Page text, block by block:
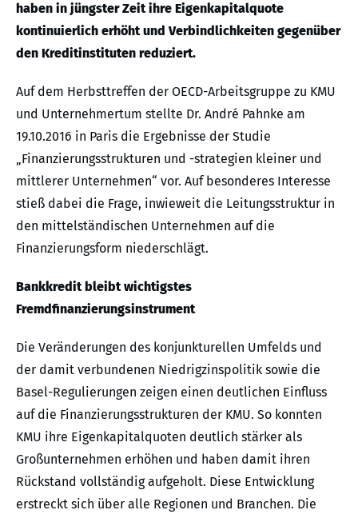
haben in jüngster Zeit ihre Eigenkapitalquote
kontinuierlich erhöht und Verbindlichkeiten gegenüber
den Kreditinstituten reduziert.
Auf dem Herbsttreffen der OECD-Arbeitsgruppe zu KMU
und Unternehmertum stellte Dr. André Pahnke am
19.10.2016 in Paris die Ergebnisse der Studie
„Finanzierungsstrukturen und -strategien kleiner und
mittlerer Unternehmen“ vor. Auf besonderes Interesse
stieß dabei die Frage, inwieweit die Leitungsstruktur in
den mittelständischen Unternehmen auf die
Finanzierungsform niederschlägt.
Bankkredit bleibt wichtigstes
Fremdfinanzierungsinstrument
Die Veränderungen des konjunkturellen Umfelds und
der damit verbundenen Niedrigzinspolitik sowie die
Basel-Regulierungen zeigen einen deutlichen Einfluss
auf die Finanzierungsstrukturen der KMU. So konnten
KMU ihre Eigenkapitalquoten deutlich stärker als
Großunternehmen erhöhen und haben damit ihren
Rückstand vollständig aufgeholt. Diese Entwicklung
erstreckt sich über alle Regionen und Branchen. Die